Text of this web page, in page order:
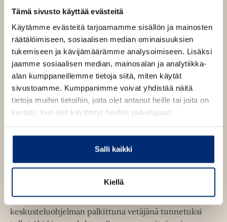
Tämä sivusto käyttää evästeitä
Käytämme evästeitä tarjoamamme sisällön ja mainosten
räätälöimiseen, sosiaalisen median ominaisuuksien
tukemiseen ja kävijämäärämme analysoimiseen. Lisäksi
jaamme sosiaalisen median, mainosalan ja analytiikka-
alan kumppaneillemme tietoja siitä, miten käytät
sivustoamme. Kumppanimme voivat yhdistää näitä
tietoja muihin tietoihin, joita olet antanut heille tai joita on
kerätty, kun olet käyttänyt heidän palvelujaan.
Salli kaikki
Kiellä
e
n
v
ä
l
i
e
h
e
e
n
K
u
u
n
t
e
l
e
B
o
o
k
b
e
a
t
u
e
u
u
e
E-kirja / epub2
e
k
a
a
u
Aki Linnanahde
Etenkin Radio Rockin ja Radio Novan aamujuontajana
sekä television puolella Enbuske & Linnanahde Crew -
keskusteluohjelman palkittuna vetäjänä tunnetuksi